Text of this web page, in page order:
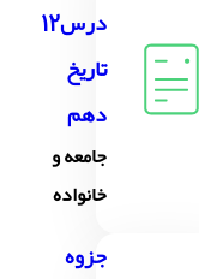
درس12
تاریخ
دهم
جامعه و
خانواده
جزوه